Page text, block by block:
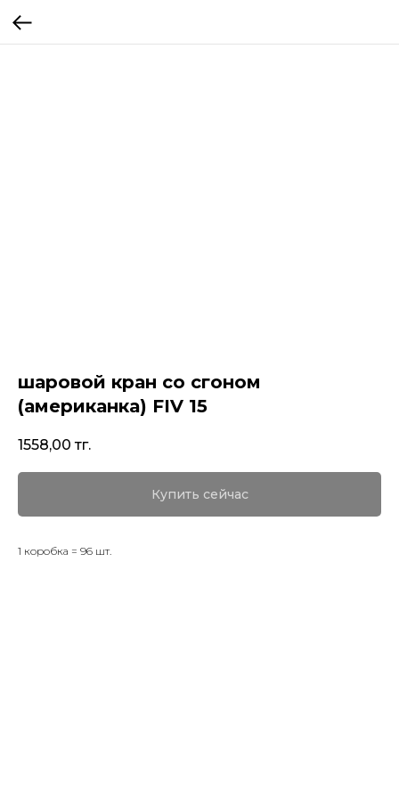
шаровой кран со сгоном
(американка) FIV 15
1558,00 тг.
Купить сейчас
1 коробка = 96 шт.